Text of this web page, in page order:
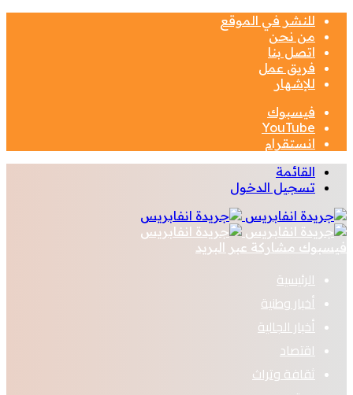
للنشر في الموقع
من نحن
اتصل بنا
فريق عمل
للإشهار
فيسبوك
‫YouTube
انستقرام
القائمة
تسجيل الدخول
فيسبوك مشاركة عبر البريد
الرئيسية
أخبار وطنية
أخبار الجالية
اقتصاد
ثقافة وتراث